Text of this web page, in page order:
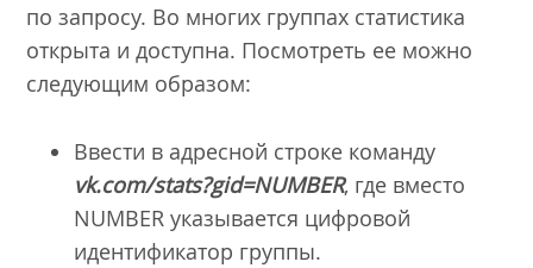
по запросу. Во многих группах статистика
открыта и доступна. Посмотреть ее можно
следующим образом:
Ввести в адресной строке команду
vk.com/stats?gid=NUMBER, где вместо
NUMBER указывается цифровой
идентификатор группы.